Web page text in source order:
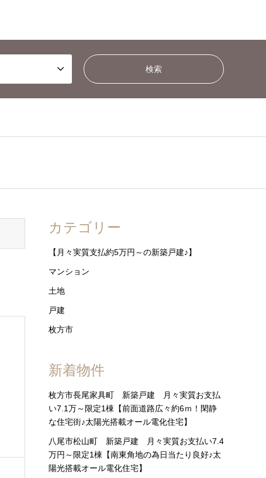
カテゴリー
【月々実質支払約5万円～の新築戸建♪】
マンション
土地
戸建
枚方市
新着物件
枚方市長尾家具町 新築戸建 月々実質お支払
い7.1万～限定1棟【前面道路広々約6ｍ！閑静
な住宅街♪太陽光搭載オール電化住宅】
八尾市松山町 新築戸建 月々実質お支払い7.4
万円～限定1棟【南東角地の為日当たり良好♪太
陽光搭載オール電化住宅】